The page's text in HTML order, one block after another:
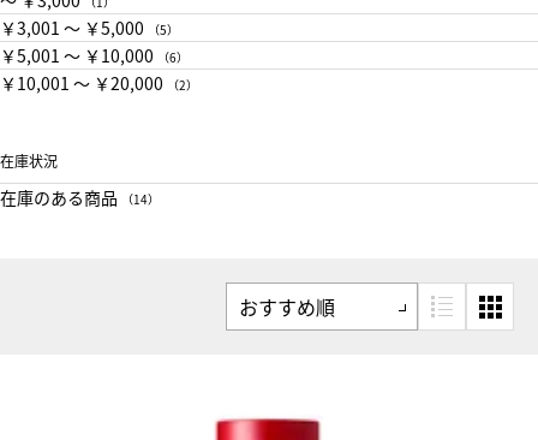
￥3,001 〜 ￥5,000 （5）
￥5,001 〜 ￥10,000 （6）
￥10,001 〜 ￥20,000 （2）
在庫状況
在庫のある商品 （14）